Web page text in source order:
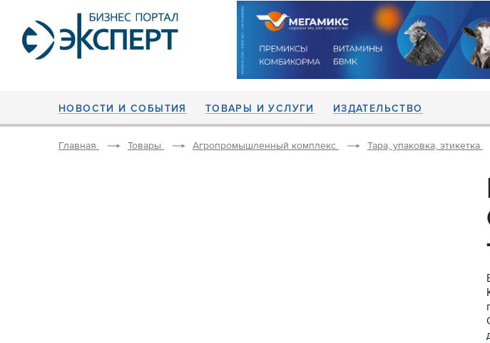
НОВОСТИ И СОБЫТИЯ ТОВАРЫ И УСЛУГИ ИЗДАТЕЛЬСТВО
Главная Товары Агропромышленный комплекс Тара, упаковка, этикетка